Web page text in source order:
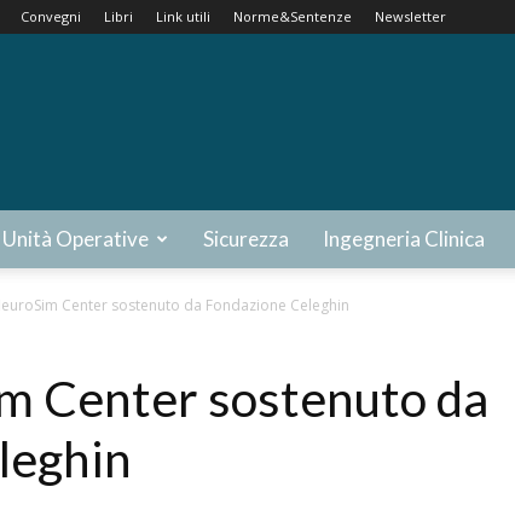
Convegni Libri Link utili Norme&Sentenze Newsletter
Unità Operative Sicurezza Ingegneria Clinica
Center sostenuto da Fondazione Celeghin
Center sostenuto da